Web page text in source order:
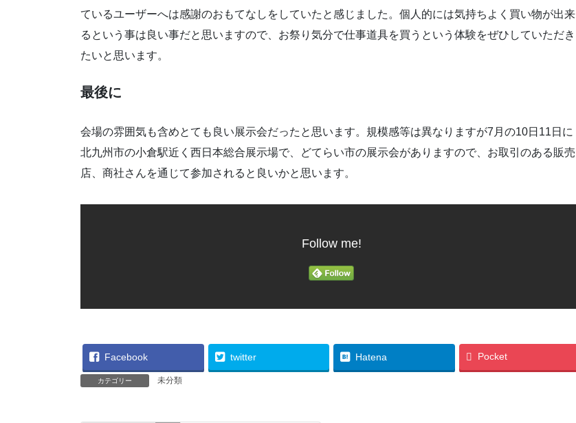
ているユーザーへは感謝のおもてなしをしていたと感じました。個人的には気持ちよく買い物が出来
るという事は良い事だと思いますので、お祭り気分で仕事道具を買うという体験をぜひしていただき
たいと思います。
最後に
会場の雰囲気も含めとても良い展示会だったと思います。規模感等は異なりますが7月の10日11日に
北九州市の小倉駅近く西日本総合展示場で、どてらい市の展示会がありますので、お取引のある販売
店、商社さんを通じて参加されると良いかと思います。
Follow me!
Facebook twitter Hatena Pocket
カテゴリー 未分類